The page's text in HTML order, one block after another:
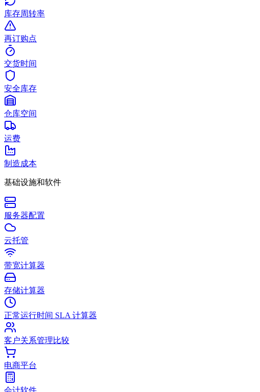
库存周转率
再订购点
交货时间
安全库存
仓库空间
运费
制造成本
基础设施和软件
服务器配置
云托管
带宽计算器
存储计算器
正常运行时间 SLA 计算器
客户关系管理比较
电商平台
会计软件